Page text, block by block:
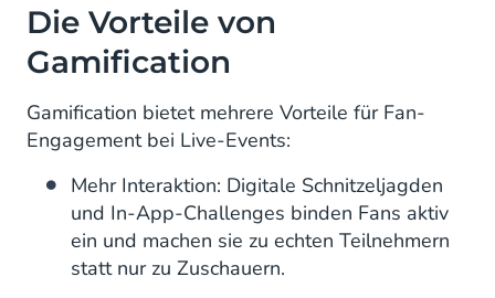
Die Vorteile von
Gamification
Gamification bietet mehrere Vorteile für Fan-
Engagement bei Live-Events:
Mehr Interaktion: Digitale Schnitzeljagden
und In-App-Challenges binden Fans aktiv
ein und machen sie zu echten Teilnehmern
statt nur zu Zuschauern.